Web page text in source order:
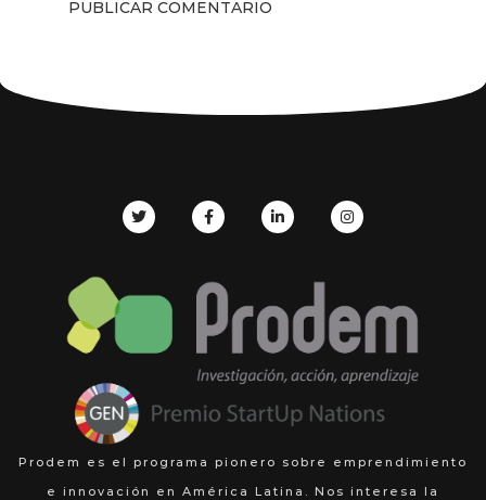
Prodem es el programa pionero sobre emprendimiento
e innovación en América Latina. Nos interesa la